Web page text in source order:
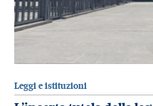
Leggi e istituzioni